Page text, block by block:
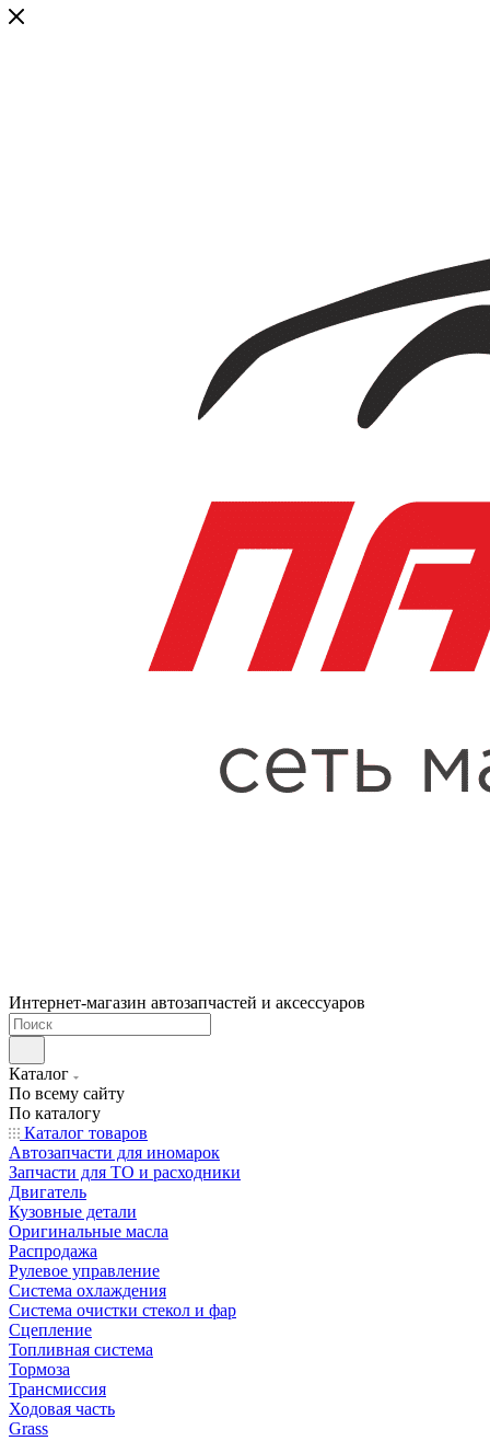
Интернет-магазин автозапчастей и аксессуаров
Каталог
По всему сайту
По каталогу
Каталог товаров
Автозапчасти для иномарок
Запчасти для ТО и расходники
Двигатель
Кузовные детали
Оригинальные масла
Распродажа
Рулевое управление
Система охлаждения
Система очистки стекол и фар
Сцепление
Топливная система
Тормоза
Трансмиссия
Ходовая часть
Grass